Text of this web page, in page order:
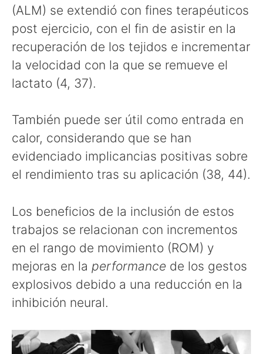
(ALM) se extendió con fines terapéuticos
post ejercicio, con el fin de asistir en la
recuperación de los tejidos e incrementar
la velocidad con la que se remueve el
lactato (4, 37).
También puede ser útil como entrada en
calor, considerando que se han
evidenciado implicancias positivas sobre
el rendimiento tras su aplicación (38, 44).
Los beneficios de la inclusión de estos
trabajos se relacionan con incrementos
en el rango de movimiento (ROM) y
mejoras en la performance de los gestos
explosivos debido a una reducción en la
inhibición neural.